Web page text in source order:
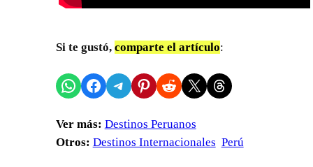
Si te gustó, comparte el artículo:
Compartir en WhatsApp
Compartir en Facebook
Compartir en Telegram
Compartir en Pinterest
Compartir en Reddit
Compartir en X Share on Threads
Ver más: Destinos Peruanos
Otros: Destinos Internacionales Perú